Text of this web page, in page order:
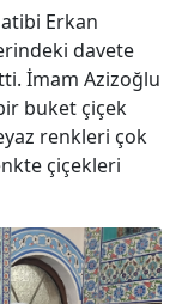
Erkan
davete
İmam Azizoğlu
buket çiçek
renkleri çok
çiçekleri